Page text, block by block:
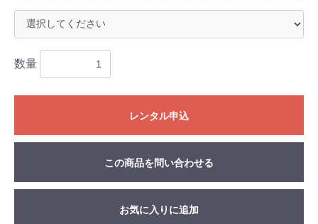
数量
レンタル申込
この商品を問い合わせる
お気に入りに追加